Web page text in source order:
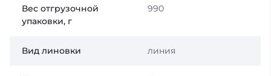
Вес отгрузочной
упаковки, г
990
Вид линовки линия